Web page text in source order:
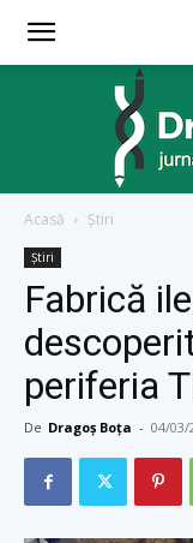
Acasă Ştiri
Ştiri
Fabrică
periferia
De Dragoș Boța - 04/03/